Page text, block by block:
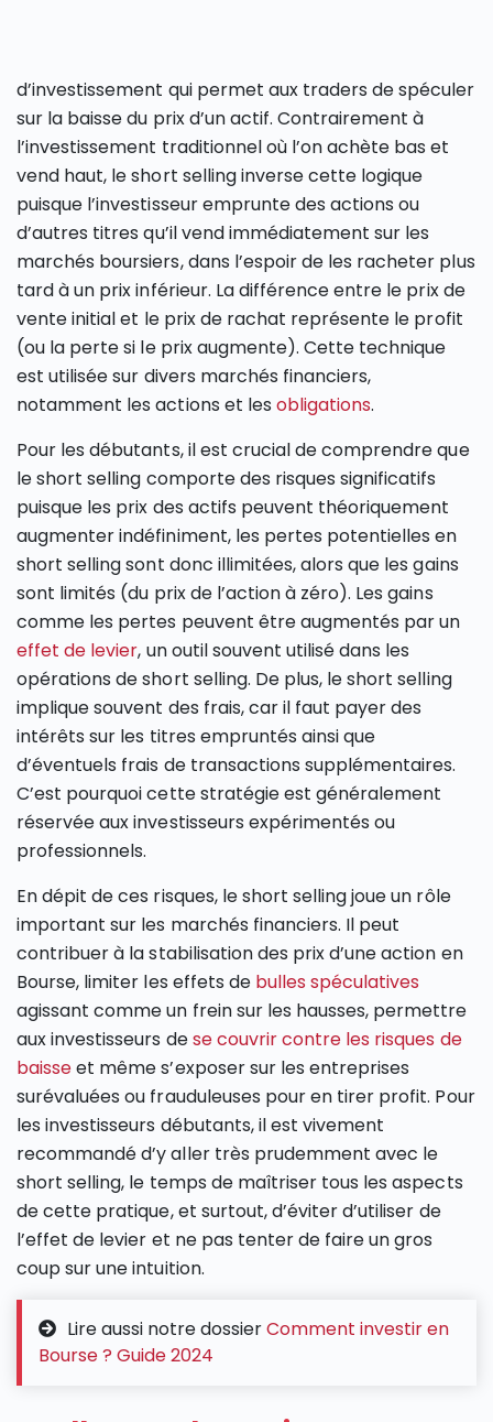
d’investissement qui permet aux traders de spéculer
sur la baisse du prix d’un actif. Contrairement à
l’investissement traditionnel où l’on achète bas et
vend haut, le short selling inverse cette logique
puisque l’investisseur emprunte des actions ou
d’autres titres qu’il vend immédiatement sur les
marchés boursiers, dans l’espoir de les racheter plus
tard à un prix inférieur. La différence entre le prix de
vente initial et le prix de rachat représente le profit
(ou la perte si le prix augmente). Cette technique
est utilisée sur divers marchés financiers,
notamment les actions et les obligations.
Pour les débutants, il est crucial de comprendre que
le short selling comporte des risques significatifs
puisque les prix des actifs peuvent théoriquement
augmenter indéfiniment, les pertes potentielles en
short selling sont donc illimitées, alors que les gains
sont limités (du prix de l’action à zéro). Les gains
comme les pertes peuvent être augmentés par un
effet de levier, un outil souvent utilisé dans les
opérations de short selling. De plus, le short selling
implique souvent des frais, car il faut payer des
intérêts sur les titres empruntés ainsi que
d’éventuels frais de transactions supplémentaires.
C’est pourquoi cette stratégie est généralement
réservée aux investisseurs expérimentés ou
professionnels.
En dépit de ces risques, le short selling joue un rôle
important sur les marchés financiers. Il peut
contribuer à la stabilisation des prix d’une action en
Bourse, limiter les effets de bulles spéculatives
agissant comme un frein sur les hausses, permettre
aux investisseurs dese couvrir contre les risques de
baisseet même s’exposer sur les entreprises
surévaluées ou frauduleuses pour en tirer profit. Pour
les investisseurs débutants, il est vivement
recommandé d’y aller très prudemment avec le
short selling, le temps de maîtriser tous les aspects
de cette pratique, et surtout, d’éviter d’utiliser de
l’effet de levier et ne pas tenter de faire un gros
coup sur une intuition.
Lire aussi notre dossierComment investir en
Bourse ? Guide 2024